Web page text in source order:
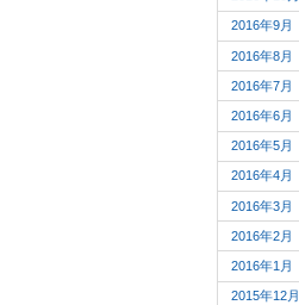
2016年9月
2016年8月
2016年7月
2016年6月
2016年5月
2016年4月
2016年3月
2016年2月
2016年1月
2015年12月